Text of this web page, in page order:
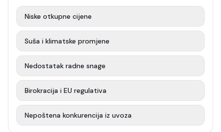
Niske otkupne cijene
Suša i klimatske promjene
Nedostatak radne snage
Birokracija i EU regulativa
Nepoštena konkurencija iz uvoza